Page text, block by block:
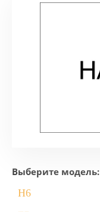
Выберите модель:
H6